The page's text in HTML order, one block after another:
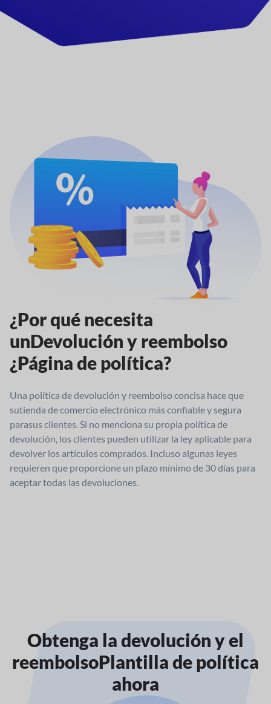
¿Por qué necesita
unDevolución y reembolso
¿Página de política?
Una política de devolución y reembolso concisa hace que
sutienda de comercio electrónico más confiable y segura
parasus clientes. Si no menciona su propia política de
devolución, los clientes pueden utilizar la ley aplicable para
devolver los artículos comprados. Incluso algunas leyes
requieren que proporcione un plazo mínimo de 30 días para
aceptar todas las devoluciones.
Obtenga la devolución y el
reembolsoPlantilla de política
ahora